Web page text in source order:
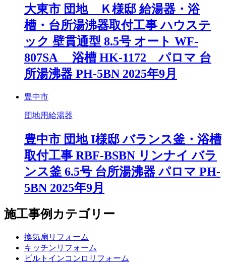
大東市 団地 Ｋ様邸 給湯器・浴
槽・台所湯沸器取付工事 ハウステ
ック 壁貫通型 8.5号 オート WF-
807SA 浴槽 HK-1172 パロマ 台
所湯沸器 PH-5BN 2025年9月
豊中市
団地用給湯器
豊中市 団地 I様邸 バランス釜・浴槽
取付工事 RBF-BSBN リンナイ バラ
ンス釜 6.5号 台所湯沸器 パロマ PH-
5BN 2025年9月
施工事例カテゴリー
換気扇リフォーム
キッチンリフォーム
ビルトインコンロリフォーム